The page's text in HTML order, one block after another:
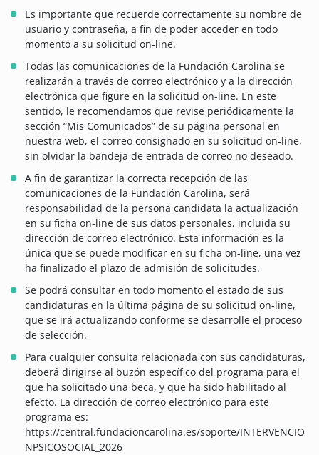
Es importante que recuerde correctamente su nombre de
usuario y contraseña, a fin de poder acceder en todo
momento a su solicitud on-line.
Todas las comunicaciones de la Fundación Carolina se
realizarán a través de correo electrónico y a la dirección
electrónica que figure en la solicitud on-line. En este
sentido, le recomendamos que revise periódicamente la
sección “Mis Comunicados” de su página personal en
nuestra web, el correo consignado en su solicitud on-line,
sin olvidar la bandeja de entrada de correo no deseado.
A fin de garantizar la correcta recepción de las
comunicaciones de la Fundación Carolina, será
responsabilidad de la persona candidata la actualización
en su ficha on-line de sus datos personales, incluida su
dirección de correo electrónico. Esta información es la
única que se puede modificar en su ficha on-line, una vez
ha finalizado el plazo de admisión de solicitudes.
Se podrá consultar en todo momento el estado de sus
candidaturas en la última página de su solicitud on-line,
que se irá actualizando conforme se desarrolle el proceso
de selección.
Para cualquier consulta relacionada con sus candidaturas,
deberá dirigirse al buzón específico del programa para el
que ha solicitado una beca, y que ha sido habilitado al
efecto. La dirección de correo electrónico para este
programa es:
https://central.fundacioncarolina.es/soporte/INTERVENCIO
NPSICOSOCIAL_2026